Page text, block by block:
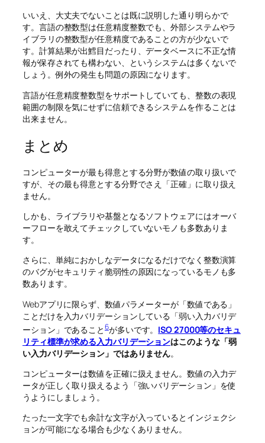
いいえ、大丈夫でないことは既に説明した通り明らかで
す。言語の整数型は任意精度整数でも、外部システムやラ
イブラリの整数型が任意精度であることの方が少ないで
す。計算結果が出鱈目だったり、データベースに不正な情
報が保存されても構わない、というシステムは多くないで
しょう。例外の発生も問題の原因になります。
言語が任意精度整数型をサポートしていても、整数の表現
範囲の制限を気にせずに信頼できるシステムを作ることは
出来ません。
まとめ
コンピューターが最も得意とする分野が数値の取り扱いで
すが、その最も得意とする分野でさえ「正確」に取り扱え
ません。
しかも、ライブラリや基盤となるソフトウェアにはオーバ
ーフローを敢えてチェックしていないモノも多数ありま
す。
さらに、単純におかしなデータになるだけでなく整数演算
のバグがセキュリティ脆弱性の原因になっているモノも多
数あります。
Webアプリに限らず、数値パラメーターが「数値である」
ことだけを入力バリデーションしている「弱い入力バリデ
ーション」であること6が多いです。 ISO 27000等のセキュ
リティ標準が求める入力バリデーションはこのような「弱
い入力バリデーション」ではありません。
コンピューターは数値を正確に扱えません。数値の入力デ
ータが正しく取り扱えるよう「強いバリデーション」を使
うようにしましょう。
たった一文字でも余計な文字が入っているとインジェクシ
ョンが可能になる場合も少なくありません。